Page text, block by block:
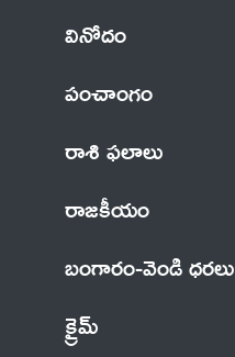
వినోదం
పంచాంగం
రాశి ఫలాలు
రాజకీయం
బంగారం-వెండి ధరలు
క్రైమ్